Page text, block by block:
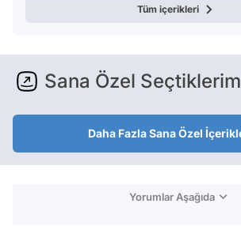
Tüm içerikleri
Sana Özel
Daha Fazla Sana Özel
Yorumlar Aşağıda